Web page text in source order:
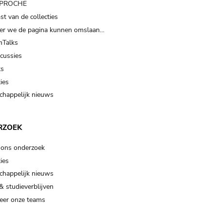
van de collecties
we de pagina kunnen omslaan…
nieuws
onderzoek
nieuws
studieverblijven
onze teams